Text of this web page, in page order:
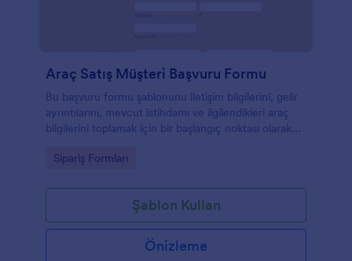
Araç Satış Müşteri Başvuru Formu
Bu başvuru formu şablonunu iletişim bilgilerini, gelir
ayrıntılarını, mevcut istihdamı ve ilgilendikleri araç
bilgilerini toplamak için bir başlangıç ​​noktası olarak
Go to Category:
Sipariş Formları
Şablon Kullan
Önizleme